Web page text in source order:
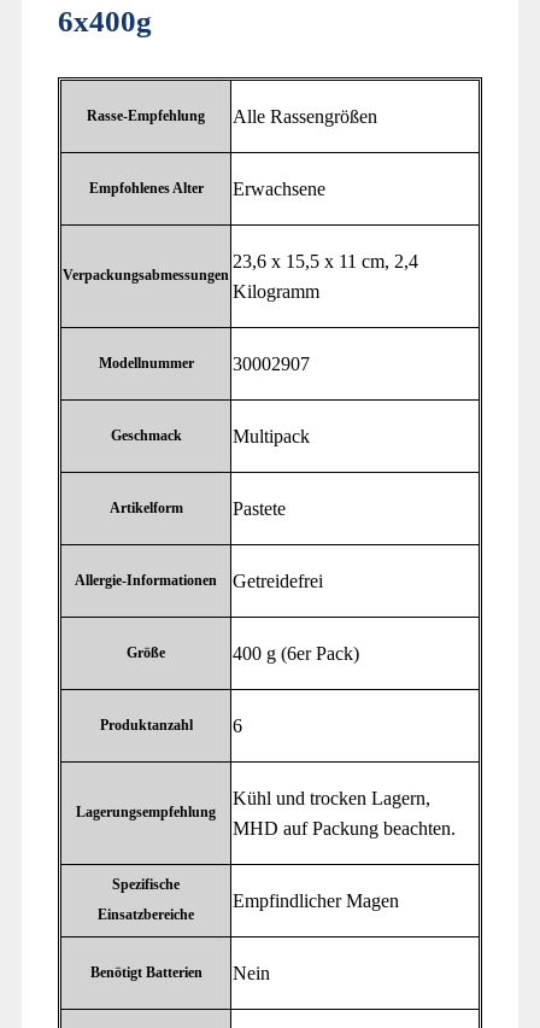
6x400g
Rasse-Empfehlung ‎Alle Rassengrößen
Empfohlenes Alter ‎Erwachsene
Verpackungsabmessungen
‎23,6 x 15,5 x 11 cm, 2,4
Kilogramm
Modellnummer ‎30002907
Geschmack ‎Multipack
Artikelform ‎Pastete
Allergie-Informationen ‎Getreidefrei
Größe ‎400 g (6er Pack)
Produktanzahl ‎6
Lagerungsempfehlung
‎Kühl und trocken Lagern,
MHD auf Packung beachten.
Spezifische
Einsatzbereiche
‎Empfindlicher Magen
Benötigt Batterien ‎Nein